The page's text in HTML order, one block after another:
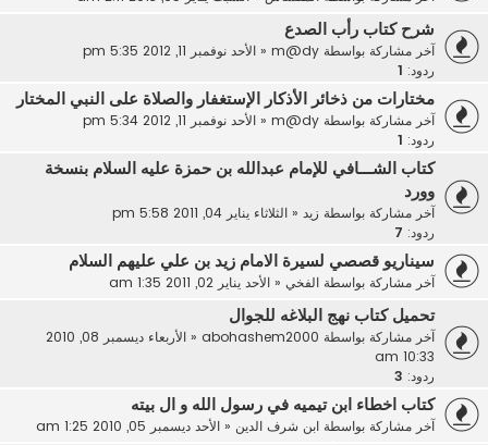
شرح كتاب رأب الصدع
آخر مشاركة بواسطة m@dy
« الأحد نوفمبر 11, 2012 5:35 pm
ردود:
مختارات من ذخائر الأذكار الإستغفار والصلاة على النبي المختار
آخر مشاركة بواسطة m@dy
« الأحد نوفمبر 11, 2012 5:34 pm
ردود:
كتاب الشـــافي للإمام عبدالله بن حمزة عليه السلام بنسخة
وورد
آخر مشاركة بواسطة زيد« الثلاثاء يناير 04, 2011 5:58 pm
ردود: 7
سيناريو قصصي لسيرة الامام زيد بن علي عليهم السلام
آخر مشاركة بواسطة الفخي « الأحد يناير 02, 2011 1:35 am
تحميل كتاب نهج البلاغه للجوال
آخر مشاركة بواسطة abohashem2000
«
الأربعاء ديسمبر 08, 2010
10:33 am
ردود: 3
كتاب اخطاء ابن تيميه في رسول الله و ال بيته
آخر مشاركة بواسطة ابن شرف الدين« الأحد ديسمبر 05, 2010 1:25 am